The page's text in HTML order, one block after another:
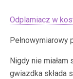
Odplamiacz w
Pełnowymiarowy
Nigdy nie
gwiazdka składa